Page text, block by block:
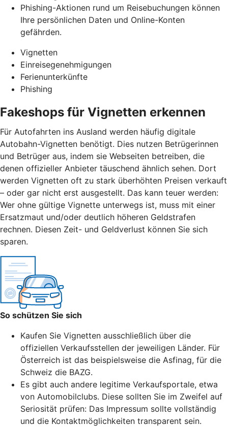
Phishing-Aktionen rund um Reisebuchungen können
Ihre persönlichen Daten und Online-Konten
gefährden.
Vignetten
Einreisegenehmigungen
Ferienunterkünfte
Phishing
Fakeshops für Vignetten erkennen
Für Autofahrten ins Ausland werden häufig digitale
Autobahn-Vignetten benötigt. Dies nutzen Betrügerinnen
und Betrüger aus, indem sie Webseiten betreiben, die
denen offizieller Anbieter täuschend ähnlich sehen. Dort
werden Vignetten oft zu stark überhöhten Preisen verkauft
– oder gar nicht erst ausgestellt. Das kann teuer werden:
Wer ohne gültige Vignette unterwegs ist, muss mit einer
Ersatzmaut und/oder deutlich höheren Geldstrafen
rechnen. Diesen Zeit- und Geldverlust können Sie sich
sparen.
So schützen Sie sich
Kaufen Sie Vignetten ausschließlich über die
offiziellen Verkaufsstellen der jeweiligen Länder. Für
Österreich ist das beispielsweise die Asfinag, für die
Schweiz die BAZG.
Es gibt auch andere legitime Verkaufsportale, etwa
von Automobilclubs. Diese sollten Sie im Zweifel auf
Seriosität prüfen: Das Impressum sollte vollständig
und die Kontaktmöglichkeiten transparent sein.